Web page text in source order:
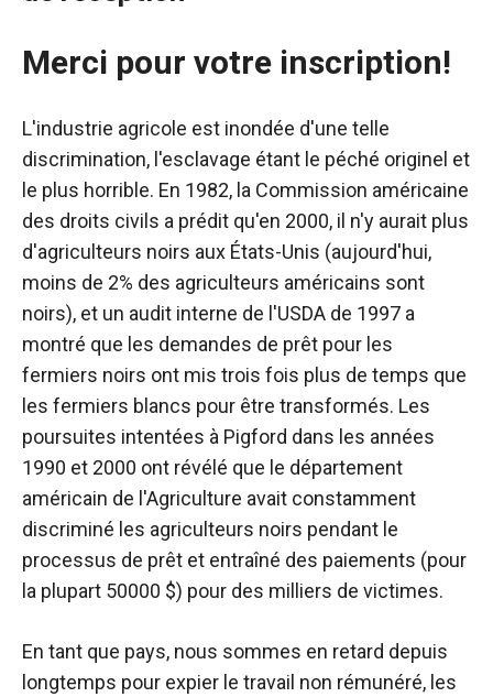
Merci pour votre inscription!
L'industrie agricole est inondée d'une telle
discrimination, l'esclavage étant le péché originel et
le plus horrible. En 1982, la Commission américaine
des droits civils a prédit qu'en 2000, il n'y aurait plus
d'agriculteurs noirs aux États-Unis (aujourd'hui,
moins de 2% des agriculteurs américains sont
noirs), et un audit interne de l'USDA de 1997 a
montré que les demandes de prêt pour les
fermiers noirs ont mis trois fois plus de temps que
les fermiers blancs pour être transformés. Les
poursuites intentées à Pigford dans les années
1990 et 2000 ont révélé que le département
américain de l'Agriculture avait constamment
discriminé les agriculteurs noirs pendant le
processus de prêt et entraîné des paiements (pour
la plupart 50000 $) pour des milliers de victimes.
En tant que pays, nous sommes en retard depuis
longtemps pour expier le travail non rémunéré, les